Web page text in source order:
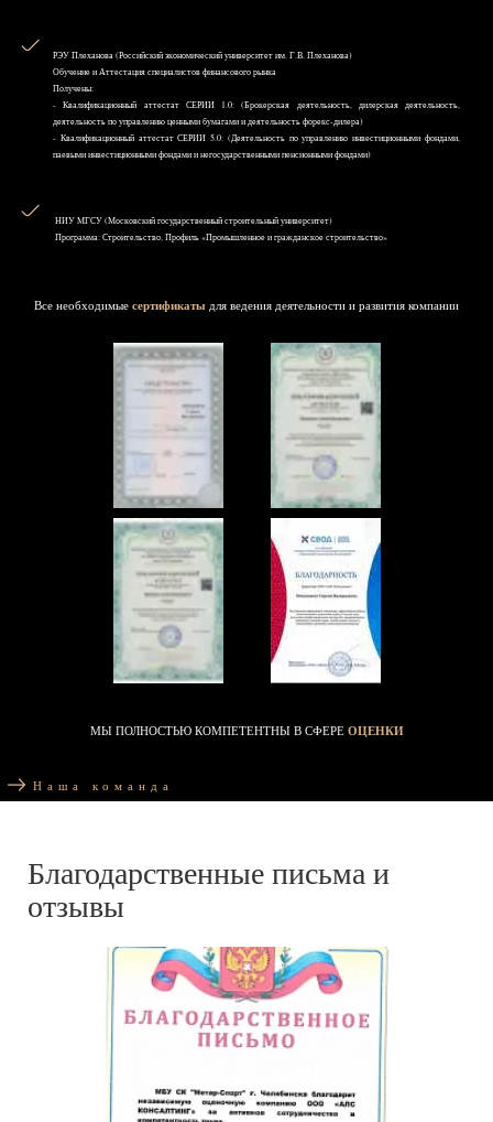
РЭУ Плеханова (Российский экономический университет им. Г.В. Плеханова)
Обучение и Аттестация специалистов финансового рынка
Получены:
- Квалификационный аттестат СЕРИИ 1.0: (Брокерская деятельность, дилерская деятельность,
деятельность по управлению ценными бумагами и деятельность форекс-дилера)
- Квалификационный аттестат СЕРИИ 5.0: (Деятельность по управлению инвестиционными фондами,
паевыми инвестиционными фондами и негосударственными пенсионными фондами)
НИУ MГСУ (Московский государственный строительный университет)
Программа: Строительство, Профиль «Промышленное и гражданское строительство»
Все необходимые сертификаты для ведения деятельности и развития компании
МЫ ПОЛНОСТЬЮ КОМПЕТЕНТНЫ В СФЕРЕ ОЦЕНКИ
Наша команда
Благодарственные письма и
отзывы